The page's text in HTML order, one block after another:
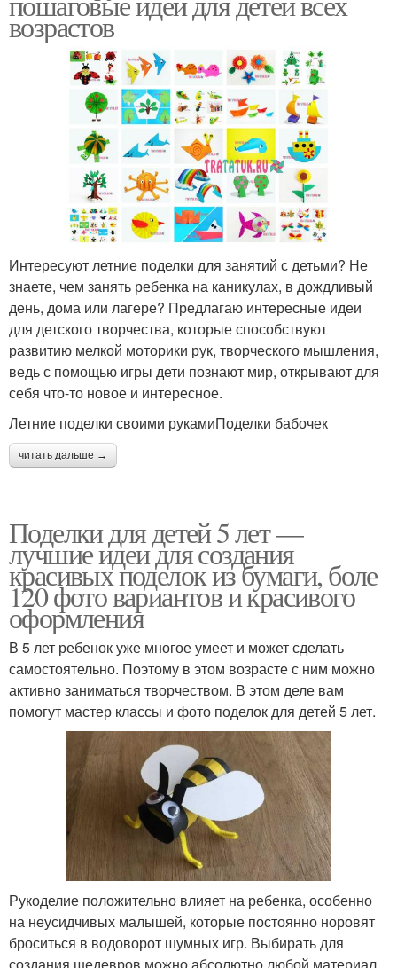
возрастов
Интересуют летние поделки для занятий с детьми? Не
знаете, чем занять ребенка на каникулах, в дождливый
день, дома или лагере? Предлагаю интересные идеи
для детского творчества, которые способствуют
развитию мелкой моторики рук, творческого мышления,
ведь с помощью игры дети познают мир, открывают для
себя что-то новое и интересное.
Летние поделки своими рукамиПоделки бабочек
читать дальше →
Поделки для детей 5 лет —
лучшие идеи для создания
красивых поделок из бумаги, боле
120 фото вариантов и красивого
оформления
В 5 лет ребенок уже многое умеет и может сделать
самостоятельно. Поэтому в этом возрасте с ним можно
активно заниматься творчеством. В этом деле вам
помогут мастер классы и фото поделок для детей 5 лет.
Рукоделие положительно влияет на ребенка, особенно
на неусидчивых малышей, которые постоянно норовят
броситься в водоворот шумных игр. Выбирать для
создания шедевров можно абсолютно любой материал,